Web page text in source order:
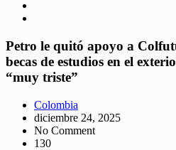
Petro le quitó apoyo a
becas de estudios en el
“muy triste”
Colombia
diciembre 24, 2025
No Comment
130